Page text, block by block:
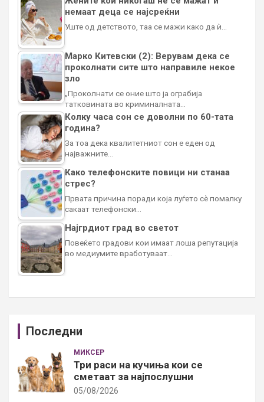
немаат деца се најсреќни
Уште од детството, таа се мажи како да ѝ…
Марко Китевски (2): Верувам дека се
проколнати сите што направиле некое
зло
„Проколнати се оние што ја ограбија
татковината во криминалната…
Колку часа сон се доволни по 60-тата
година?
За тоа дека квалитетниот сон е еден од
најважните…
Како телефонските повици ни станаа
стрес?
Првата причина поради која луѓето сè помалку
сакаат телефонски…
Најгрдиот град во светот
Повеќето градови кои имаат лоша репутација
во медиумите вработуваат…
Последни
МИКСЕР
Три раси на кучиња кои се
сметаат за најпослушни
05/08/2026